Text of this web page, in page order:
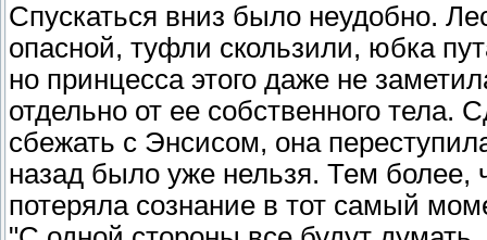
Спускаться вниз было неудобно.
опасной, туфли скользили, юбка
но принцесса этого даже не
отдельно от ее собственного
сбежать с Энсисом, она
назад было уже нельзя. Тем более,
потеряла сознание в тот самый